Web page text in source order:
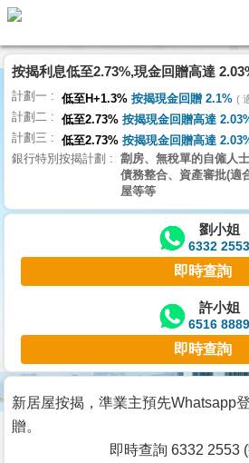
代
理
主
頁
搵
樓/
交
業
主
宅
谷
按
按揭利息低至2.73%,現金回贈高達
計劃一 低至H+1.3% 按揭現金回贈 2.1%
計劃二 低至2.73% 按揭現金回贈高達
計劃三 低至2.73% 按揭現金回贈高達
銀行特別按揭計劃
劏房、無稅單的自僱人士
債務整合、資產審批(適
屋等等
劉小姐
6332 2553
即時查詢
許小姐
6516 8889
即時查詢
新居屋按揭，準業主預先Whatsapp
贈。
即時查詢 6332 2553